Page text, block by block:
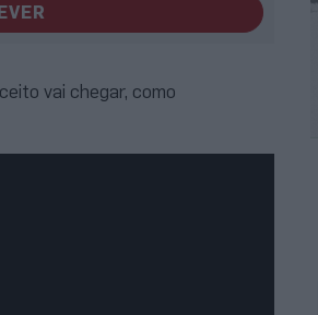
vai chegar, como